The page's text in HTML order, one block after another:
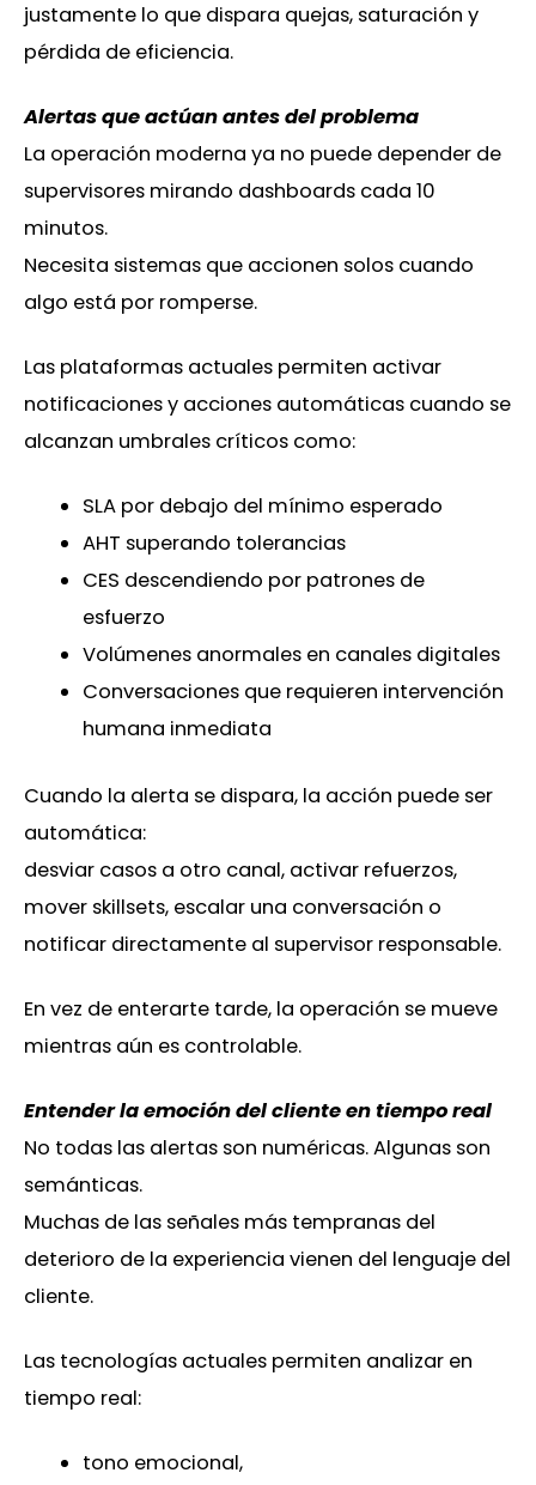
justamente lo que dispara quejas, saturación y
pérdida de eficiencia.
Alertas que actúan antes del problema
La operación moderna ya no puede depender de
supervisores mirando dashboards cada 10
minutos.
Necesita sistemas que accionen solos cuando
algo está por romperse.
Las plataformas actuales permiten activar
notificaciones y acciones automáticas cuando se
alcanzan umbrales críticos como:
SLA por debajo del mínimo esperado
AHT superando tolerancias
CES descendiendo por patrones de
esfuerzo
Volúmenes anormales en canales digitales
Conversaciones que requieren intervención
humana inmediata
Cuando la alerta se dispara, la acción puede ser
automática:
desviar casos a otro canal, activar refuerzos,
mover skillsets, escalar una conversación o
notificar directamente al supervisor responsable.
En vez de enterarte tarde, la operación se mueve
mientras aún es controlable.
Entender la emoción del cliente en tiempo real
No todas las alertas son numéricas. Algunas son
semánticas.
Muchas de las señales más tempranas del
deterioro de la experiencia vienen del lenguaje del
cliente.
Las tecnologías actuales permiten analizar en
tiempo real:
tono emocional,